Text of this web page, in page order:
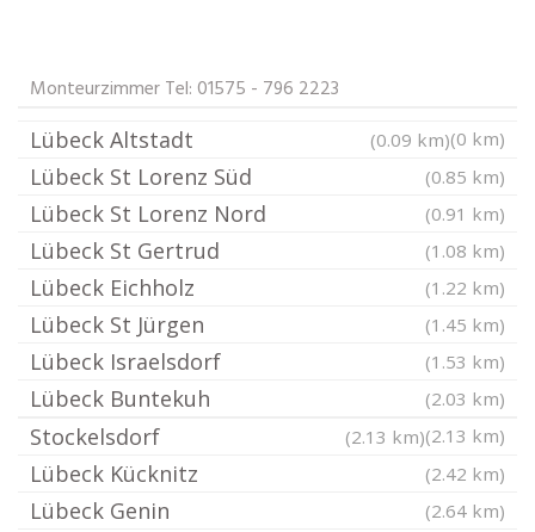
Monteurzimmer Tel: 01575 - 796 2223
(0 km)
Lübeck Altstadt (0.09 km)
Lübeck St Lorenz Süd (0.85 km)
Lübeck St Lorenz Nord (0.91 km)
Lübeck St Gertrud (1.08 km)
Lübeck Eichholz (1.22 km)
Lübeck St Jürgen (1.45 km)
Lübeck Israelsdorf (1.53 km)
Lübeck Buntekuh
(2.03 km)
(2.13 km)
Stockelsdorf (2.13 km)
Lübeck Kücknitz (2.42 km)
Lübeck Genin (2.64 km)